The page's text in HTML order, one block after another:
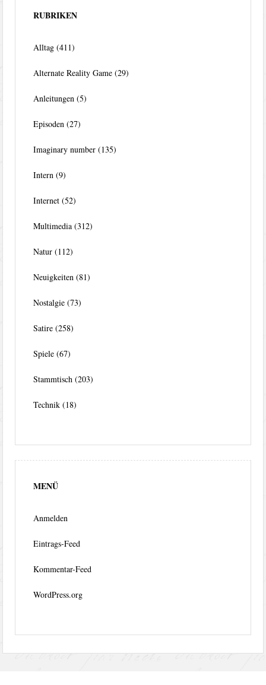
RUBRIKEN
Alltag (411)
Alternate Reality Game (29)
Anleitungen (5)
Episoden (27)
Imaginary number (135)
Intern (9)
Internet (52)
Multimedia (312)
Natur (112)
Neuigkeiten (81)
Nostalgie (73)
Satire (258)
Spiele (67)
Stammtisch (203)
Technik (18)
MENÜ
Anmelden
Eintrags-Feed
Kommentar-Feed
WordPress.org